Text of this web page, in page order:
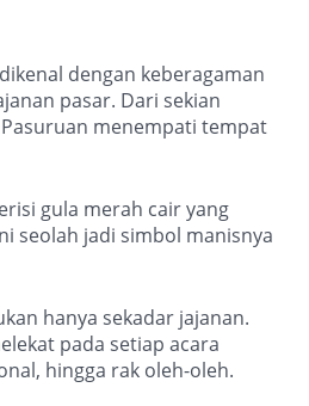
dengan keberagaman
pasar. Dari sekian
menempati tempat
gula merah cair yang
seolah jadi simbol manisnya
hanya sekadar jajanan.
pada setiap acara
hingga rak oleh-oleh.